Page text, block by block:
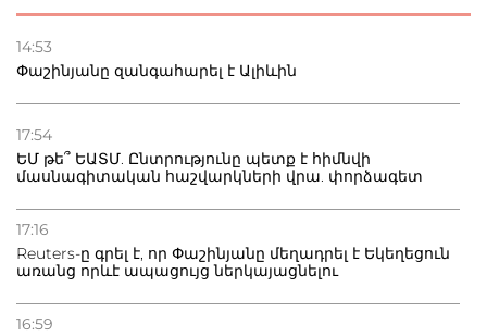
14:53
Փաշինյանը զանգահարել է Ալիևին
17:54
ԵՄ թե՞ ԵԱՏՄ. Ընտրությունը պետք է հիմնվի
մասնագիտական հաշվարկների վրա. փորձագետ
17:16
Reuters-ը գրել է, որ Փաշինյանը մեղադրել է Եկեղեցուն
առանց որևէ ապացույց ներկայացնելու
16:59
22.07.2026
տուժածներ կան
21.07.2026
Դատվածություն ունեցող միգրանտներին կարգելվի
բնակվել Ռուսաստանում
20.07.2026
Բաքվի բանտից գեներալ Մանուկյանը դիմել է
Փաշինյանին